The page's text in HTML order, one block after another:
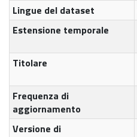
Lingue del dataset
Estensione temporale
Titolare
Frequenza di
aggiornamento
Versione di